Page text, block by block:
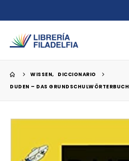
WISSEN, DICCIONARIO
DUDEN – DAS GRUNDSCHULWÖRTERBUCH